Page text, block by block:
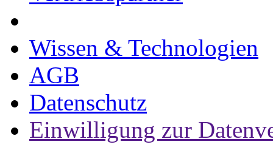
Wissen & Technologien
AGB
Datenschutz
Einwilligung zur